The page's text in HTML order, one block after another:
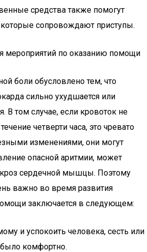
средства также помогут
которые сопровождают приступы.
мероприятий по оказанию помощи
боли обусловлено тем, что
сильно ухудшается или
В том случае, если кровоток не
четверти часа, это чревато
изменениями, они могут
опасной аритмии, может
сердечной мышцы. Поэтому
важно во время развития
заключается в следующем:
и успокоить человека, сесть или
комфортно.